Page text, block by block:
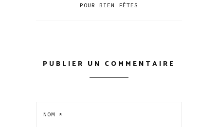
POUR BIEN FÊTES
PUBLIER UN COMMENTAIRE
NOM *